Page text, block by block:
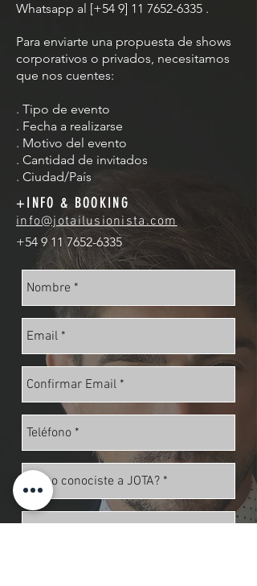
Whatsapp al [+54 9] 11 7652-6335 .
Para enviarte una propuesta de shows
corporativos o privados, necesitamos
que nos cuentes:
. Tipo de evento
. Fecha a realizarse
. Motivo del evento
. Cantidad de invitados
. Ciudad/País
+INFO & BOOKING
info@jotailusionista.com
+54 9 11 7652-6335